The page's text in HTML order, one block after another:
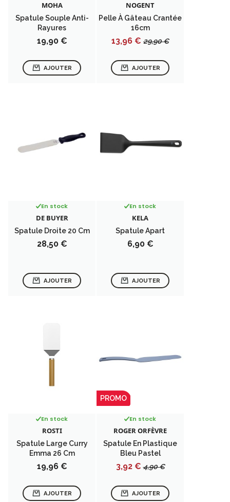
MOHA
Spatule Souple Anti-
Rayures
Prix
19,90 €
AJOUTER
NOGENT
Pelle À Gâteau Crantée
16cm
Prix
13,96 € Prix
base
29,90 €
AJOUTER
En stock
DE BUYER
Spatule Droite 20 Cm
Prix
28,50 €
AJOUTER
En stock
KELA
Spatule Apart
Prix
6,90 €
AJOUTER
En stock
ROSTI
Spatule Large Curry
Emma 26 Cm
Prix
19,96 €
AJOUTER
En stock
ROGER ORFÈVRE
Spatule En Plastique
Bleu Pastel
Prix
3,92 € Prix
base
4,90 €
AJOUTER
PROMO